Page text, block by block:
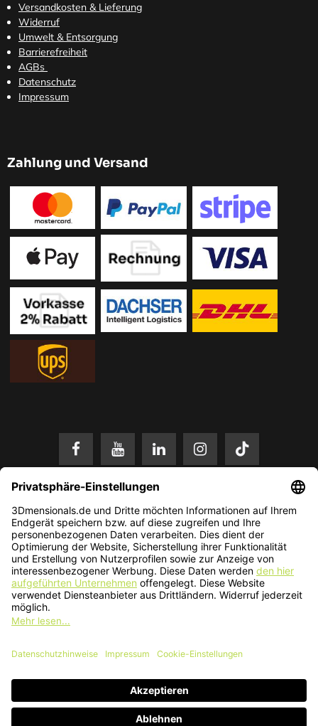
Versandkosten & Lieferung
Widerruf
Umwelt & Entsorgung
Barrierefreiheit
AGBs
Datenschutz
Impressum
Zahlung und Versand
* Alle Preise in EUR inkl. gesetzl. Mehrwertsteuer zzgl. Versandkosten.
Änderungen und Irrtümer vorbehalten. Nur solange der Vorrat reicht.
© 2026 3Dmensionals / PONTIALIS GmbH & Co. KG - All Rights Reserved.​
Kundenbewertung